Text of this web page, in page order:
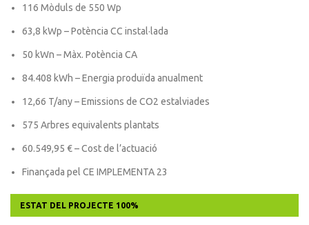
116 Mòduls de 550 Wp
63,8 kWp – Potència CC instal·lada
50 kWn – Màx. Potència CA
84.408 kWh – Energia produïda anualment
12,66 T/any – Emissions de CO2 estalviades
575 Arbres equivalents plantats
60.549,95 € – Cost de l’actuació
Finançada pel CE IMPLEMENTA 23
ESTAT DEL PROJECTE 100%